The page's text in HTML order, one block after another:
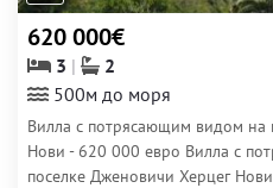
620 000€
3
2
500м до моря
Вилла с потрясающим видом
Нови - 620 000 евро Вилла с
поселке Дженовичи Херцег